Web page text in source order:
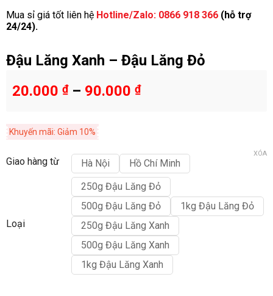
Mua sỉ giá tốt liên hệ Hotline/Zalo: 0866 918 366 (hỗ trợ
24/24).
Đậu Lăng Xanh – Đậu Lăng Đỏ
20.000 ₫– 90.000 ₫
Khuyến mãi: Giảm 10%
Giao hàng từ Hà Nội Hồ Chí Minh
Loại
250g Đậu Lăng Đỏ
500g Đậu Lăng Đỏ
1kg Đậu Lăng Đỏ
250g Đậu Lăng Xanh
500g Đậu Lăng Xanh
1kg Đậu Lăng Xanh
XÓA